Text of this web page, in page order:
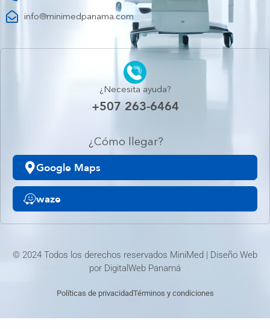
info@minimedpanama.com
¿Necesita ayuda?
+507 263-6464
¿Cómo llegar?
Google Maps
waze
© 2024 Todos los derechos reservados MiniMed | Diseño Web
por DigitalWeb Panamá
Políticas de privacidadTérminos y condiciones